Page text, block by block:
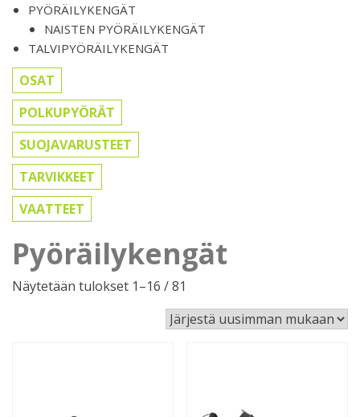
PYÖRÄILYKENGÄT
NAISTEN PYÖRÄILYKENGÄT
TALVIPYÖRÄILYKENGÄT
OSAT
POLKUPYÖRÄT
SUOJAVARUSTEET
TARVIKKEET
VAATTEET
Pyöräilykengät
Näytetään tulokset 1–16 / 81
by
latest